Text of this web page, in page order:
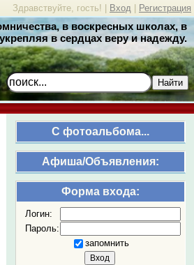
Здравствуйте, гость! | Вход Регистрация
в воскресных школах, в
в сердцах веру и надежду.
Найти
C фотоальбома...
Афиша/Объявления:
Форма входа:
Логин:
Пароль:
запомнить